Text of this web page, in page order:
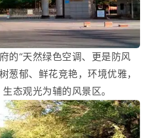
的“天然绿色空调、更是防风
葱郁、鲜花竞艳，环境优雅，
态观光为辅的风景区。